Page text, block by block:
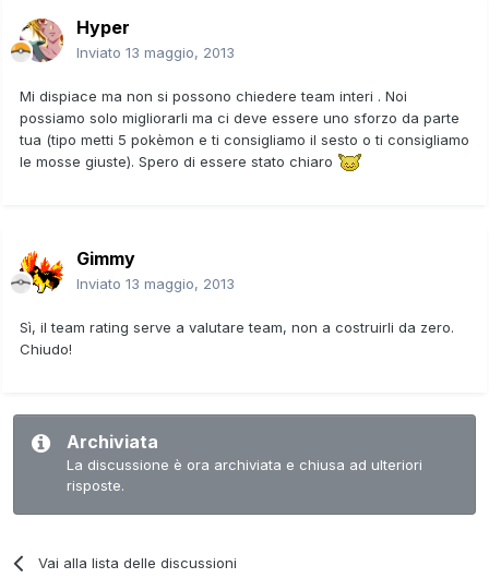
Hyper
Inviato 13 maggio, 2013
Mi dispiace ma non si possono chiedere team interi . Noi
possiamo solo migliorarli ma ci deve essere uno sforzo da parte
tua (tipo metti 5 pokèmon e ti consigliamo il sesto o ti consigliamo
le mosse giuste). Spero di essere stato chiaro
Gimmy
Inviato 13 maggio, 2013
Sì, il team rating serve a valutare team, non a costruirli da zero.
Chiudo!
Archiviata
La discussione è ora archiviata e chiusa ad ulteriori
risposte.
Vai alla lista delle discussioni